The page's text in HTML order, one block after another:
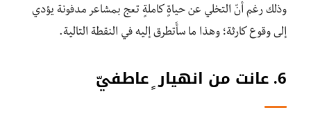
وذلك رغم أنّ التخلي عن حياةٍ كاملةٍ تعج بمشاعر مدفونة يؤدي
إلى وقوع كارثة؛ وهذا ما سأَتطرق إليه في النقطة التالية.
6. عانت من انهيار ٍ عاطفيّ